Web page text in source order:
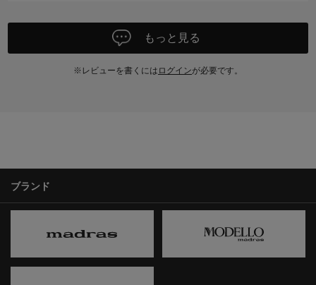
もっと見る
※レビューを書くには ログインが必要です。
ブランド